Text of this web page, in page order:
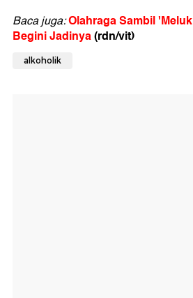
Baca juga:Olahraga Sambil
Begini Jadinya(rdn/vit)
alkoholik